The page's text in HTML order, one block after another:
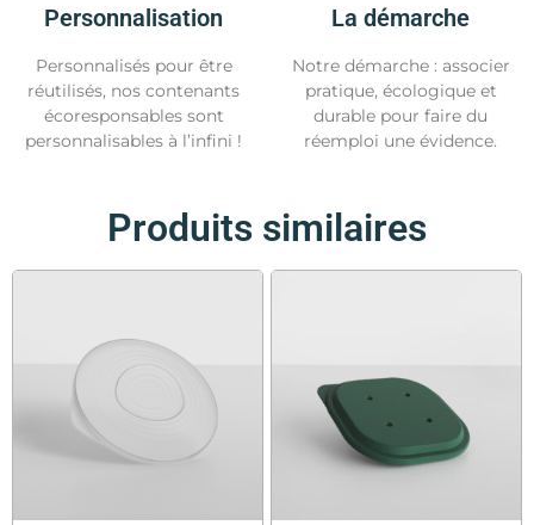
Personnalisation
Personnalisés pour être
réutilisés, nos contenants
écoresponsables sont
personnalisables à l’infini !
La démarche
Notre démarche : associer
pratique, écologique et
durable pour faire du
réemploi une évidence.
Produits similaires